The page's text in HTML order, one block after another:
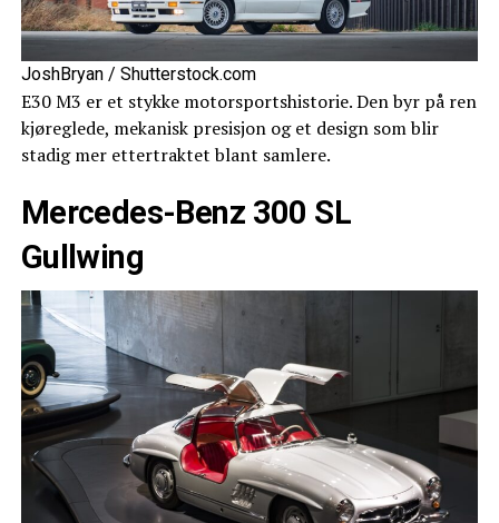
JoshBryan / Shutterstock.com
E30 M3 er et stykke motorsportshistorie. Den byr på ren
kjøreglede, mekanisk presisjon og et design som blir
stadig mer ettertraktet blant samlere.
Mercedes-Benz 300 SL
Gullwing